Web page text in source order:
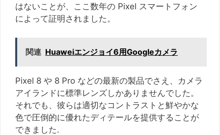
はないことが、ここ数年の Pixel スマートフォン
によって証明されました。
関連 Huaweiエンジョイ6用Googleカメラ
Pixel 8 や 8 Pro などの最新の製品でさえ、カメラ
アイランドに標準レンズしかありませんでした。
それでも、彼らは適切なコントラストと鮮やかな
色で圧倒的に優れたディテールを提供することが
できました.